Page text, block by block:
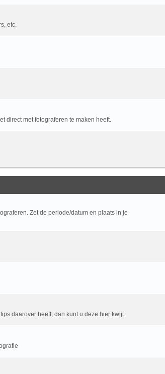
etc.
direct met fotograferen te maken heeft.
Zet de periode/datum en plaats in je
daarover heeft, dan kunt u deze hier kwijt.